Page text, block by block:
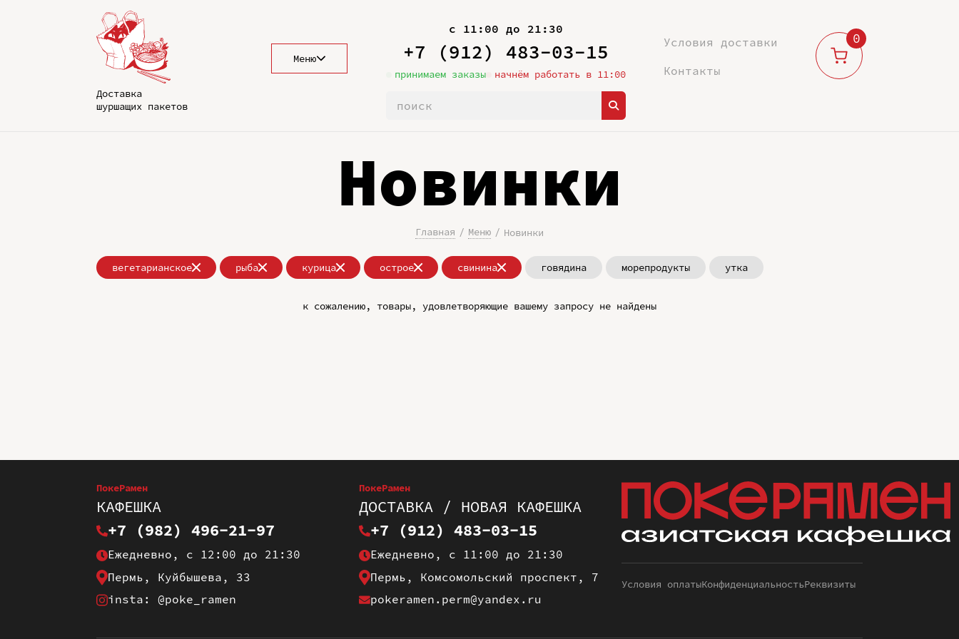
Доставка
шуршащих пакетов
Меню
с 11:00 до 21:30
+7 (912) 483-03-15
принимаем заказы начнём работать в 11:00
Условия доставки
Контакты
0
Новинки
Главная Меню Новинки
вегетарианское рыба курица острое свинина говядина морепродукты утка
к сожалению, товары, удовлетворяющие вашему запросу не найдены
ПокеРамен
КАФЕШКА
+7 (982) 496-21-97
Ежедневно, с 12:00 до 21:30
Пермь, Куйбышева, 33
insta: @poke_ramen
ПокеРамен
ДОСТАВКА / НОВАЯ КАФЕШКА
+7 (912) 483-03-15
Ежедневно, с 11:00 до 21:30
Пермь, Комсомольский проспект, 7
pokeramen.perm@yandex.ru
Условия оплатыКонфиденциальностьРеквизиты